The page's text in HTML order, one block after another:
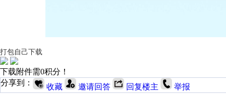
打包自己下载
下载附件需0积分！
分享到：
收藏 邀请回答 回复楼主 举报